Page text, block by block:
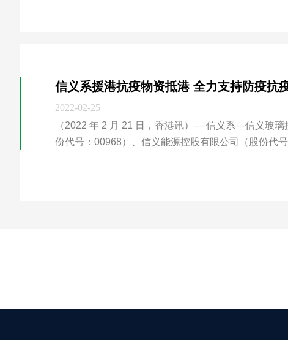
信义系援港抗疫物资抵港 全力支持防疫抗
2022-02-25
（2022 年 2 月 21 日，香港讯）― 信义系—信义玻
份代号：00968）、信义能源控股有限公司（股份代